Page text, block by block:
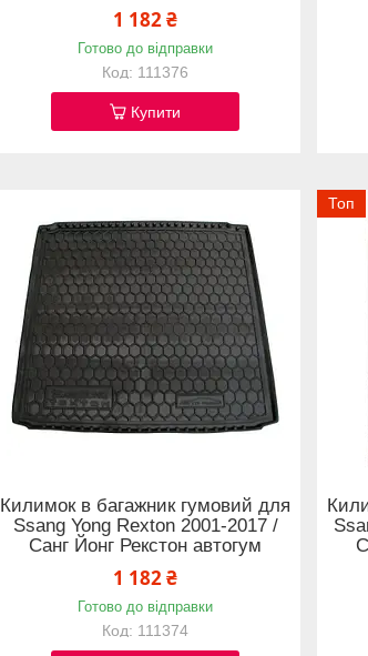
1 182 ₴
Готово до відправки
111376
Купити
Килимок в багажник гумовий для
Ssang Yong Rexton 2001-2017 /
Санг Йонг Рекстон автогум
1 182 ₴
Готово до відправки
111374
Топ